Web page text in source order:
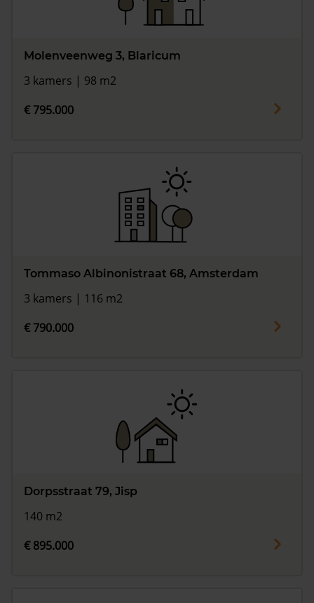
Molenveenweg 3, Blaricum
3 kamers | 98 m2
€ 795.000
Tommaso Albinonistraat 68, Amsterdam
3 kamers | 116 m2
€ 790.000
Dorpsstraat 79, Jisp
140 m2
€ 895.000